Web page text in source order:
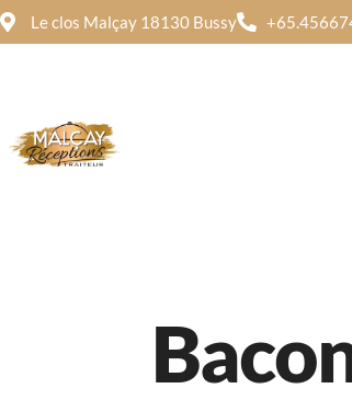
Le clos Malçay 18130 Bussy
Menu Mixed